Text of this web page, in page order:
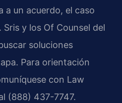
a un acuerdo, el caso
Sris y los Of Counsel del
soluciones
Para orientación
con Law
(888) 437-7747.